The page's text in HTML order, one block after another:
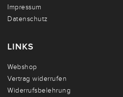
Impressum
Datenschutz
LINKS
Webshop
Vertrag widerrufen
Widerrufsbelehrung